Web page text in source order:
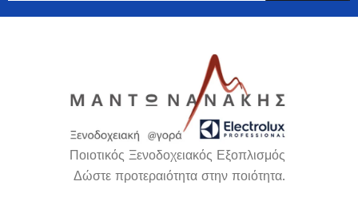
Ποιοτικός Ξενοδοχειακός Εξοπλισμός
Δώστε προτεραιότητα στην ποιότητα.